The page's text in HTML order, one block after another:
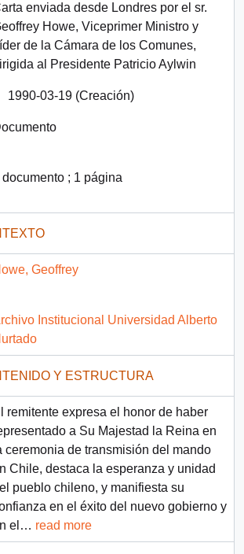
enviada desde Londres por el sr.
Howe, Viceprimer Ministro y
de la Cámara de los Comunes,
al Presidente Patricio Aylwin
1990-03-19 (Creación)
documento ; 1 página
Geoffrey
Institucional Universidad Alberto
Y ESTRUCTURA
remitente expresa el honor de haber
a Su Majestad la Reina en
ceremonia de transmisión del mando
Chile, destaca la esperanza y unidad
pueblo chileno, y manifiesta su
en el éxito del nuevo gobierno y
el … read more